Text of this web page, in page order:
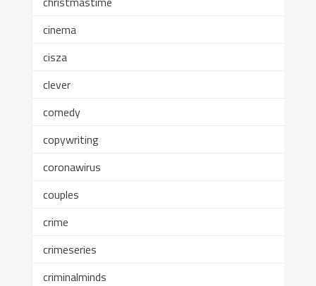
cinema
cisza
clever
comedy
copywriting
coronawirus
couples
crime
crimeseries
criminalminds